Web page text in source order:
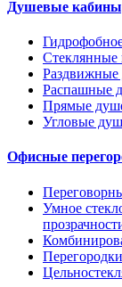
Душевые
Стеклянные
Распашные
Прямые
Угловые
Офисные
Умное